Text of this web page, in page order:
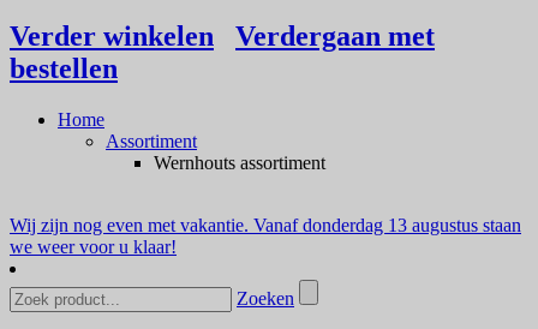
Verder winkelen
Verdergaan met
bestellen
Home
Assortiment
Wernhouts assortiment
Wij zijn nog even met vakantie. Vanaf donderdag 13 augustus staan
we weer voor u klaar!
Zoeken